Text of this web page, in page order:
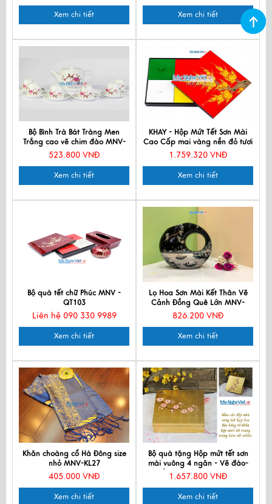
Xem chi tiết Xem chi tiết
Bộ Bình Trà Bát Tràng Men
Trắng cao vẽ chim đào MNV-
TS060
523.800 VNĐ
Xem chi tiết
KHAY - Hộp Mứt Tết Sơn Mài
Cao Cấp mai vàng nền đỏ tươi
4 ngăn rời MNV-HM02-4
1.759.320 VNĐ
Xem chi tiết
Bộ quà tết chữ Phúc MNV -
QT103
Liên hệ 090 330 9989
Xem chi tiết
Lọ Hoa Sơn Mài Kết Thân Vẽ
Cảnh Đồng Quê Lớn MNV-
LHSM118/3-3
826.200 VNĐ
Xem chi tiết
Khăn choàng cổ Hà Đông size
nhỏ MNV-KL27
405.000 VNĐ
Xem chi tiết
Bộ quà tặng Hộp mứt tết sơn
mài vuông 4 ngăn - Vẽ đào-
Đắp Vàng QTTBLV-Da-1
1.657.800 VNĐ
Xem chi tiết